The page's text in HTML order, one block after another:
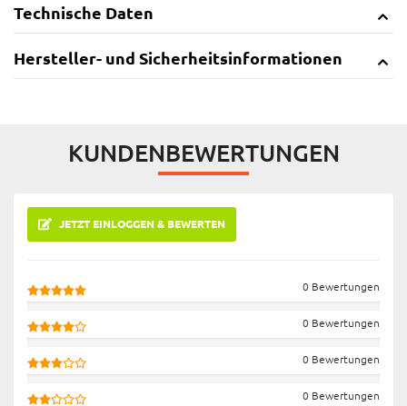
Technische Daten
Hersteller- und Sicherheitsinformationen
KUNDENBEWERTUNGEN
JETZT EINLOGGEN & BEWERTEN
0 Bewertungen
0 Bewertungen
0 Bewertungen
0 Bewertungen